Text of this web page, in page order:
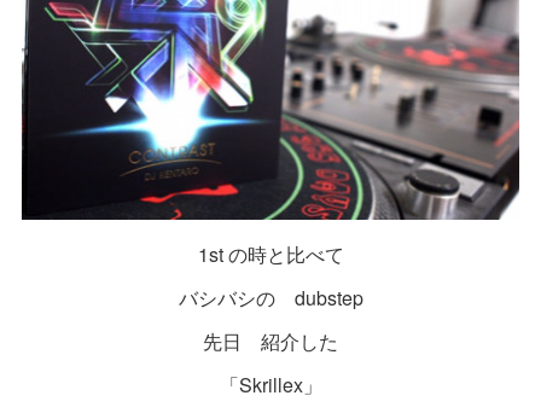
1st の時と比べて
バシバシの dubstep
先日 紹介した
「Skrillex」